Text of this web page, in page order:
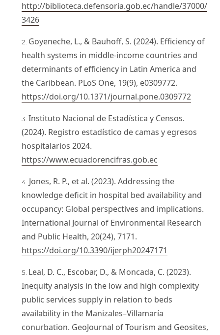
http://biblioteca.defensoria.gob.ec/handle/37000/
3426
Goyeneche, L., & Bauhoff, S. (2024). Efficiency of
health systems in middle-income countries and
determinants of efficiency in Latin America and
the Caribbean. PLoS One, 19(9), e0309772.
https://doi.org/10.1371/journal.pone.0309772
Instituto Nacional de Estadística y Censos.
(2024). Registro estadístico de camas y egresos
hospitalarios 2024.
https://www.ecuadorencifras.gob.ec
Jones, R. P., et al. (2023). Addressing the
knowledge deficit in hospital bed availability and
occupancy: Global perspectives and implications.
International Journal of Environmental Research
and Public Health, 20(24), 7171.
https://doi.org/10.3390/ijerph20247171
Leal, D. C., Escobar, D., & Moncada, C. (2023).
Inequity analysis in the low and high complexity
public services supply in relation to beds
availability in the Manizales–Villamaría
conurbation. GeoJournal of Tourism and Geosites,